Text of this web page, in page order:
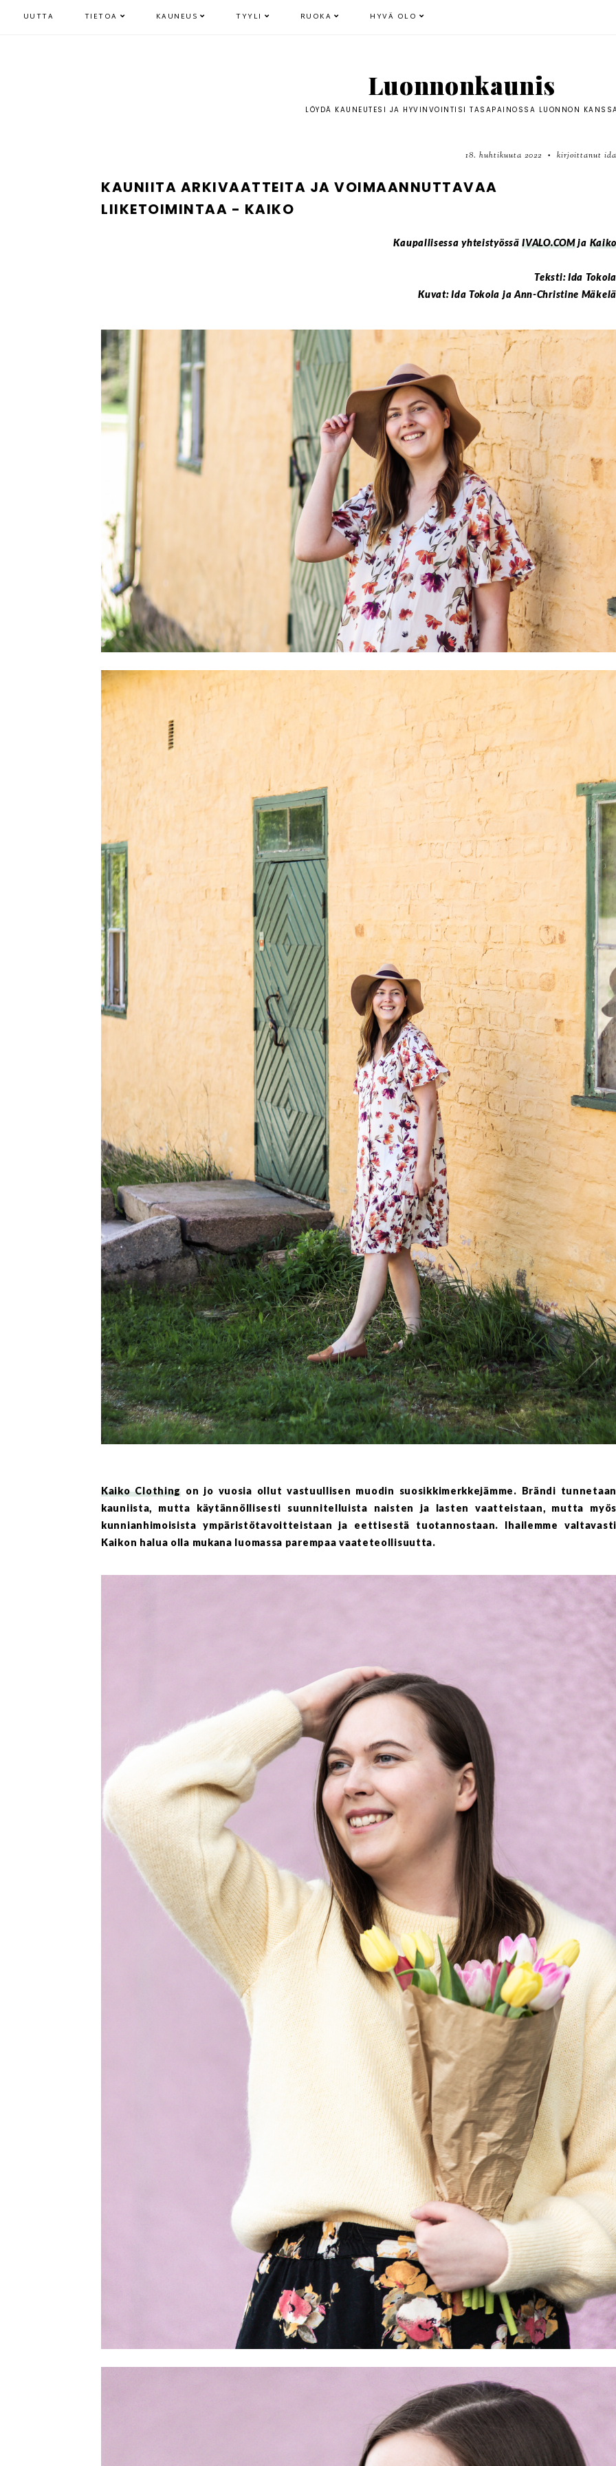
UUTTA TIETOA KAUNEUS TYYLI RUOKA HYVÄ OLO
Luonnonkaunis
LÖYDÄ KAUNEUTESI JA HYVINVOINTISI TASAPAINOSSA LUONNON
18. huhtikuuta 2022 • kirjoittanut ida
KAUNIITA ARKIVAATTEITA JA VOIMAANNUTTAVAA
LIIKETOIMINTAA - KAIKO
Kaupallisessa yhteistyössäIVALO.COMja Kaiko
Teksti: Ida Tokola
Kuvat: Ida Tokola ja Ann-Christine Mäkelä
Kaiko Clothing on jo vuosia ollut vastuullisen muodin suosikkimerkkejämme. Brändi tunnetaan
kauniista, mutta käytännöllisesti suunnitelluista naisten ja lasten vaatteistaan, mutta myös
kunnianhimoisista ympäristötavoitteistaan ja eettisestä tuotannostaan. Ihailemme valtavasti
Kaikon halua olla mukana luomassa parempaa vaateteollisuutta.